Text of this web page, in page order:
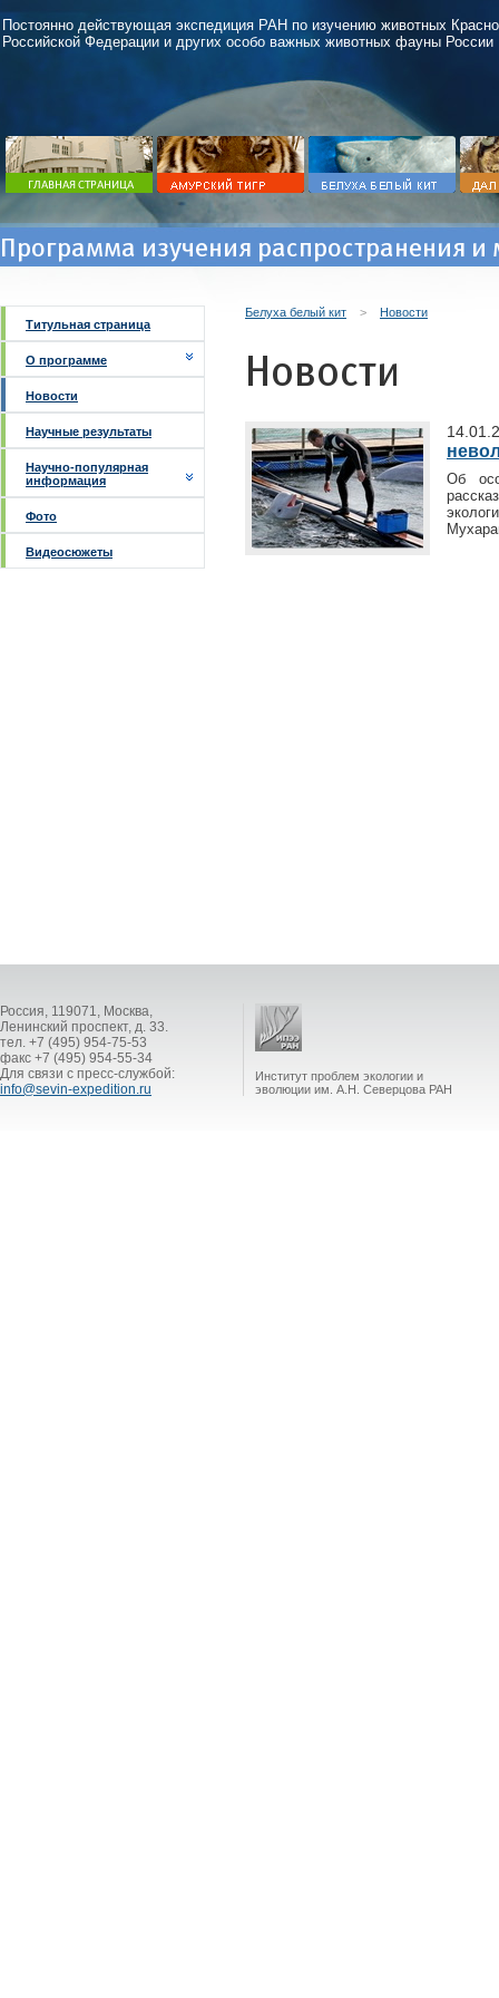
Постоянно действующая экспедиция РАН по изучению животных
Российской Федерации и других особо важных животных фауны России
Программа изучения распространения и
Титульная страница
О программе
Новости
Научные результаты
Научно-популярная
информация
Фото
Видеосюжеты
Белуха белый кит > Новости
Новости
Об
Россия, 119071, Москва,
Ленинский проспект, д. 33.
тел. +7 (495) 954-75-53
факс +7 (495) 954-55-34
Для связи с пресс-службой:
info@sevin-expedition.ru
Институт проблем экологии и
эволюции им. А.Н. Северцова РАН